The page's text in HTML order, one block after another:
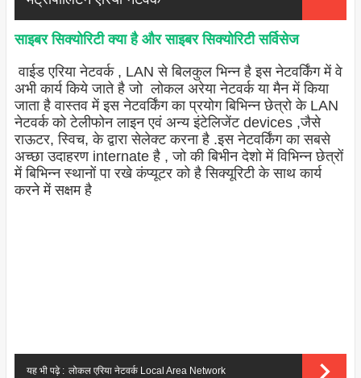
साइबर सिक्योरिटी क्या है और साइबर सिक्योरिटी सर्विसेज
वाईड एरिया नेटवर्क , LAN से बिलकुल भिन्न है इस नेटवर्किंग में वे
अभी कार्य किये जाते है जो लोकल अरेया नेटवर्क या मैन में किया
जाता है वास्तव में इस नेटवर्किंग का प्रयोग बिभिन्न छेत्रो के LAN
नेटवर्क को टेलीफोन लाइन एवं अन्य इंटेलिजेंट devices ,जैसे
राऊटर, स्विच, के द्वारा सेलेक्ट करना है .इस नेटवर्किंग का सबसे
अच्छा उदाहरण internate है , जो की बिभीन देशो में विभिन्न छेत्रों
में बिभिन्न स्थानों पा रखे कंप्यूटर को है सिक्यूरिटी के साथ कार्य
करने में सक्षम है
यह भी पढ़े : लोकल एरिया नेटवर्क Local Area Network